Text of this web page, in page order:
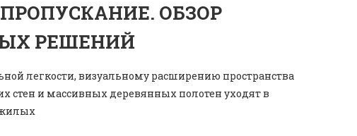
ОБЗОР
РЕШЕНИЙ
легкости, визуальному расширению пространства
стен и массивных деревянных полотен уходят в